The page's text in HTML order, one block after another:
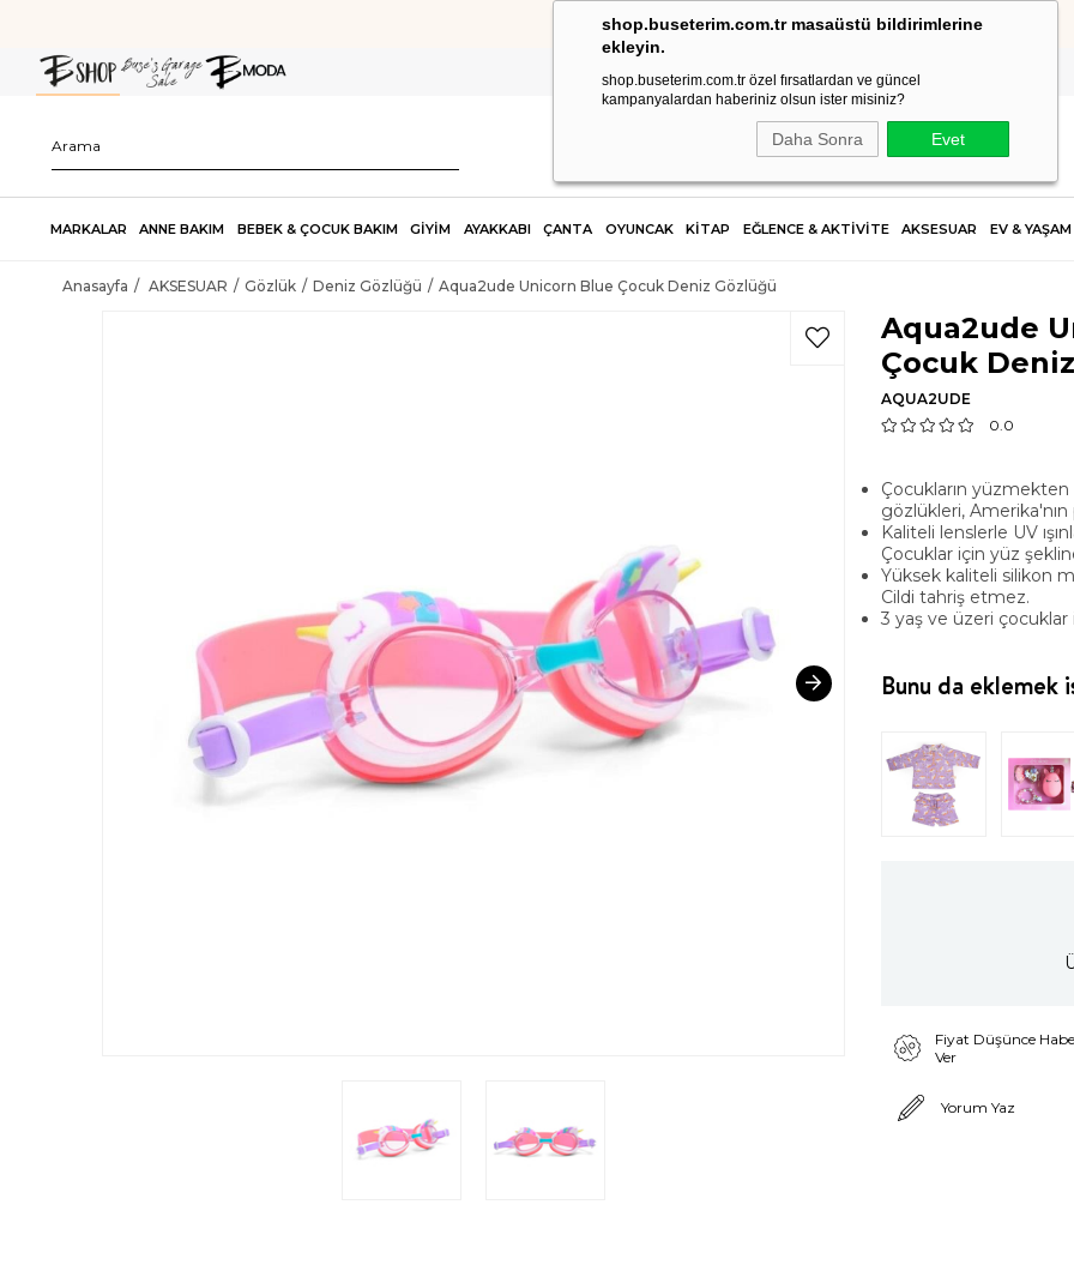
shop.buseterim.com.tr masaüstü bildirimlerine
ekleyin.
shop.buseterim.com.tr özel fırsatlardan ve güncel
kampanyalardan haberiniz olsun ister misiniz?
Daha Sonra Evet
HIZLI KARGO
MARKALAR ANNE BAKIM BEBEK & ÇOCUK BAKIM GİYİM AYAKKABI ÇANTA OYUNCAK KİTAP EĞLENCE & AKTİVİTE AKSESUAR EV & YAŞAM
Anasayfa AKSESUAR Gözlük Deniz Gözlüğü Aqua2ude Unicorn Blue Çocuk Deniz Gözlüğü
Aqua2ude
Çocuk
AQUA2UDE
0.0
Çocukların yüzmekten
gözlükleri, Amerika'nın
Kaliteli lenslerle UV
Çocuklar için yüz
Yüksek kaliteli silikon
Cildi tahriş etmez.
3 yaş ve üzeri
Bunu da eklemek
Fiyat Düşünce
Ver
Yorum Yaz